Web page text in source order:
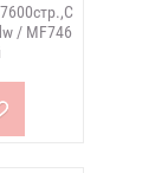
/ MF746